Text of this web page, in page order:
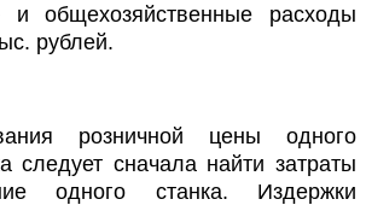
и общехозяйственные расходы
рублей.
розничной цены одного
следует сначала найти затраты
одного станка. Издержки